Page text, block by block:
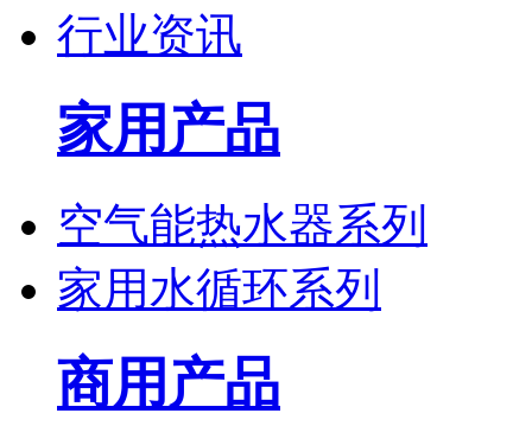
行业资讯
家用产品
空气能热水器系列
家用水循环系列
商用产品